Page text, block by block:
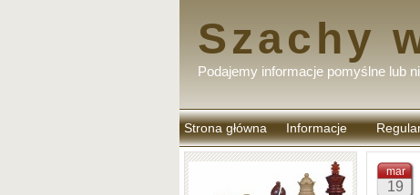
Szachy
Podajemy informacje pomyślne lub
Strona główna Informacje
mar
19